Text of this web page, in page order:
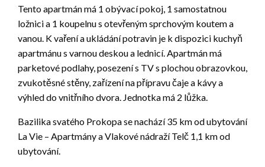
Tento apartmán má 1 obývací pokoj, 1 samostatnou
ložnici a 1 koupelnu s otevřeným sprchovým koutem a
vanou. K vaření a ukládání potravin je k dispozici kuchyň
apartmánu s varnou deskou a lednicí. Apartmán má
parketové podlahy, posezení s TV s plochou obrazovkou,
zvukotěsné stěny, zařízení na přípravu čaje a kávy a
výhled do vnitřního dvora. Jednotka má 2 lůžka.
Bazilika svatého Prokopa se nachází 35 km od ubytování
La Vie – Apartmány a Vlakové nádraží Telč 1,1 km od
ubytování.